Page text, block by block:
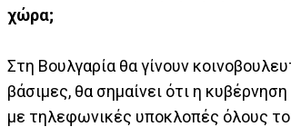
χώρα;
Στη Βουλγαρία θα γίνουν
βάσιμες, θα σημαίνει ότι η
με τηλεφωνικές υποκλοπές όλους